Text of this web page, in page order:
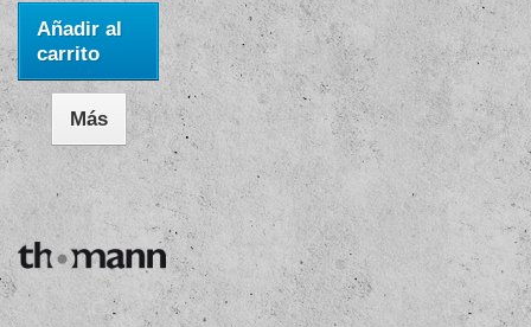
Añadir al
carrito
Más